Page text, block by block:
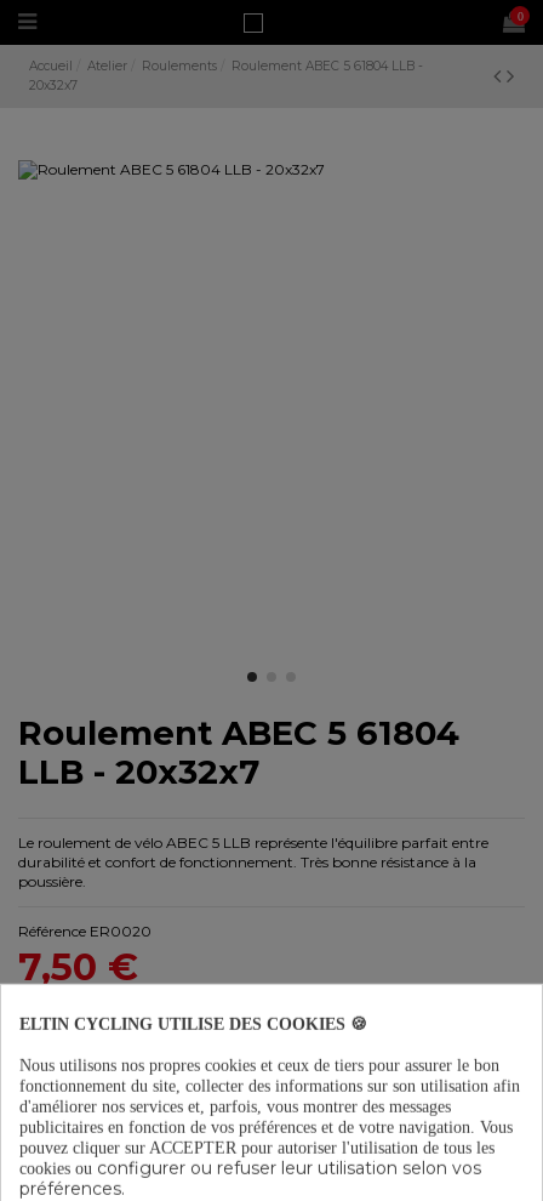
0
Accueil Atelier Roulements
Roulement ABEC 5 61804 LLB -
20x32x7
Roulement ABEC 5 61804
LLB - 20x32x7
Le roulement de vélo ABEC 5 LLB représente l'équilibre parfait entre
durabilité et confort de fonctionnement. Très bonne résistance à la
poussière.
Référence ER0020
7,50 €
Livraison gratuite à partir de 29 €
ELTIN CYCLING UTILISE DES COOKIES 🍪
Nous utilisons nos propres cookies et ceux de tiers pour assurer le bon
fonctionnement du site, collecter des informations sur son utilisation afin
d'améliorer nos services et, parfois, vous montrer des messages
publicitaires en fonction de vos préférences et de votre navigation. Vous
pouvez cliquer sur ACCEPTER pour autoriser l'utilisation de tous les
cookies ou configurer ou refuser leur utilisation selon vos
préférences.